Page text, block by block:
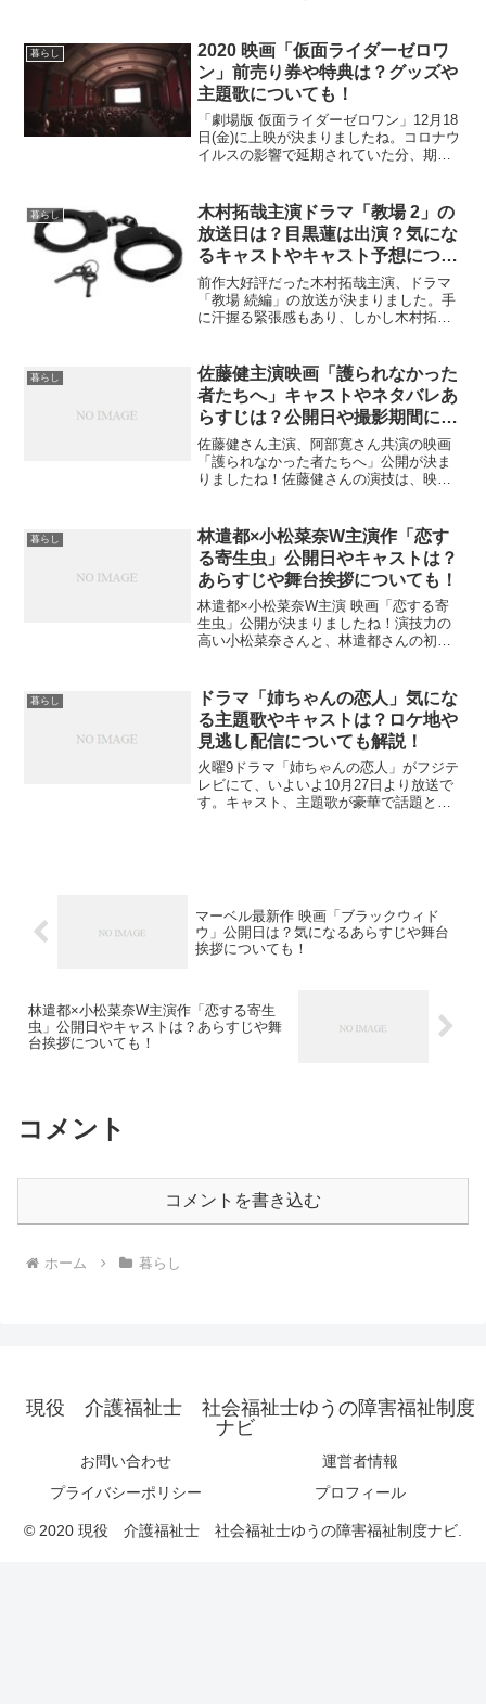
なふたり共演の映画、本当に楽しみです
よね。そんな映画、気にな...
暮らし
2020 映画「仮面ライダーゼロワ
ン」前売り券や特典は？グッズや
主題歌についても！
「劇場版 仮面ライダーゼロワン」12月18
日(金)に上映が決まりましたね。コロナウ
イルスの影響で延期されていた分、期待
ワン」ロスになっている子供たち・親た
ちにとっては待...
暮らし
木村拓哉主演ドラマ「教場 2」の
放送日は？目黒蓮は出演？気にな
るキャストやキャスト予想につい
ても！
前作大好評だった木村拓哉主演、ドラマ
「教場 続編」の放送が決まりました。手
に汗握る緊張感もあり、しかし木村拓哉
1」で注目されたのは、「林遣都」「三浦
翔平」「大島優子」「...
暮らし
佐藤健主演映画「護られなかった
者たちへ」キャストやネタバレあ
らすじは？公開日や撮影期間につ
いても！
佐藤健さん主演、阿部寛さん共演の映画
「護られなかった者たちへ」公開が決ま
りましたね！佐藤健さんの演技は、映画
た、名俳優さんですね。そんなおふたり
共演の映画、本当に楽しみ...
暮らし
林遣都×小松菜奈W主演作「恋す
る寄生虫」公開日やキャストは？
あらすじや舞台挨拶についても！
林遣都×小松菜奈W主演 映画「恋する寄
生虫」公開が決まりましたね！演技力の
高い小松菜奈さんと、林遣都さんの初共
は？」「舞台挨拶や試写会はどうなる
の？」ということではない...
暮らし
ドラマ「姉ちゃんの恋人」気にな
る主題歌やキャストは？ロケ地や
見逃し配信についても解説！
火曜9ドラマ「姉ちゃんの恋人」がフジテ
レビにて、いよいよ10月27日より放送で
す。キャスト、主題歌が豪華で話題とな
マーベル最新作 映画「ブラックウィド
ウ」公開日は？気になるあらすじや舞台
挨拶についても！
林遣都×小松菜奈W主演作「恋する寄生
虫」公開日やキャストは？あらすじや舞
台挨拶についても！
コメント
コメントを書き込む
ホーム 暮らし
現役 介護福祉士 社会福祉士ゆうの障害福祉制度
ナビ
お問い合わせ
運営者情報
プライバシーポリシー
プロフィール
© 2020 現役 介護福祉士 社会福祉士ゆうの障害福祉制度ナビ.